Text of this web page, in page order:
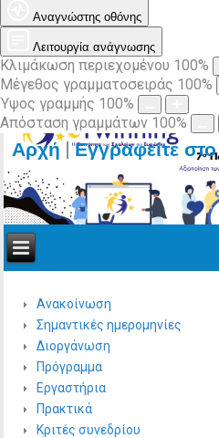
Αναγνώστης οθόνης
Λειτουργία ανάγνωσης
Κλιμάκωση περιεχομένου 100%
Μέγεθος γραμματοσειράς 100%
Ύψος γραμμής 100%
Απόσταση γραμμάτων 100%
Αρχή|Εγγραφείτε
Ανακοίνωση
Σημαντικές ημερομηνίες
Διοργάνωση
Πρόγραμμα
Εργαστήρια
Πρακτικά
Κριτές συνεδρίου